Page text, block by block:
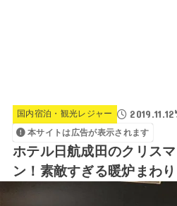
国内宿泊・観光レジャー 2019.11.12
本サイトは広告が表示されます
ホテル日航成田のクリス
ン！素敵すぎる暖炉まわり